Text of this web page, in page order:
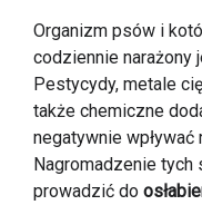
Organizm psów i
codziennie narażony
Pestycydy, metale
także chemiczne
negatywnie
Nagromadzenie
prowadzić do